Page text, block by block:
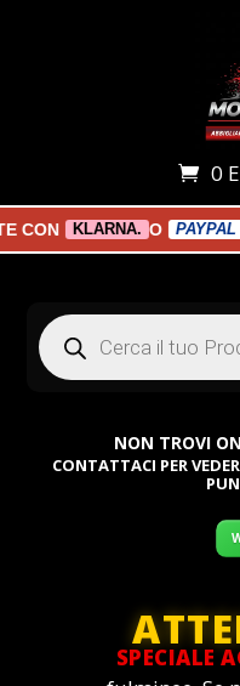
0
KLARNA. O PAYPAL
Products
search
NON TROVI
CONTATTACI PER
SPECIALE